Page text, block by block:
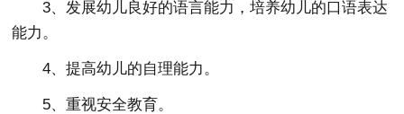
3、发展幼儿良好的语言能力，培养幼儿的口语表达
能力。
4、提高幼儿的自理能力。
5、重视安全教育。